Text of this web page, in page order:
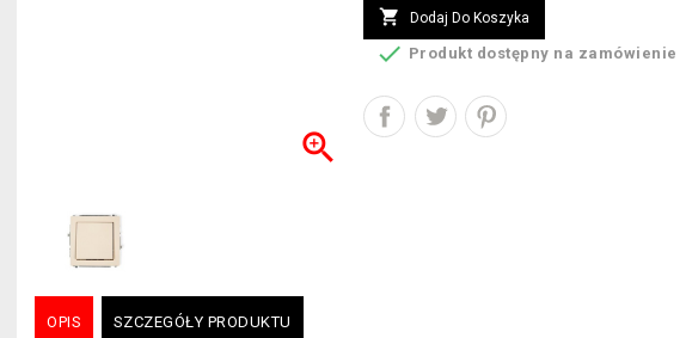

 Dodaj Do Koszyka
 Produkt dostępny na zamówienie
OPIS SZCZEGÓŁY PRODUKTU